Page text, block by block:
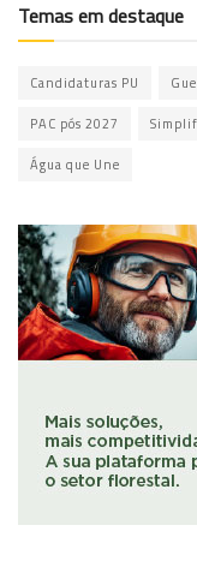
Temas em destaque
Candidaturas PU
PAC pós 2027
Água que Une